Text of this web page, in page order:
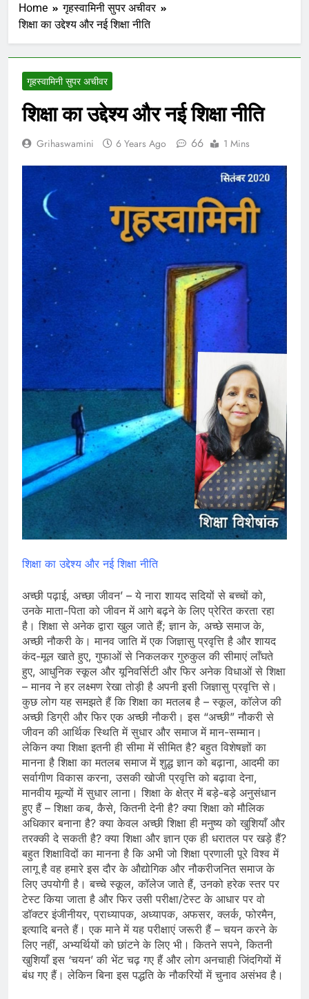
Home
गृहस्वामिनी सुपर अचीवर
शिक्षा का उद्देश्य और नई शिक्षा नीति
गृहस्वामिनी सुपर अचीवर
शिक्षा का उद्देश्य और नई शिक्षा नीति
Grihaswamini 6 Years Ago 66 1 Mins
शिक्षा का उद्देश्य और नई शिक्षा नीति
अच्छी पढ़ाई, अच्छा जीवन’ – ये नारा शायद सदियों से बच्चों को,
उनके माता-पिता को जीवन में आगे बढ़ने के लिए प्रेरित करता रहा
है। शिक्षा से अनेक द्वारा खुल जाते हैं; ज्ञान के, अच्छे समाज के,
अच्छी नौकरी के। मानव जाति में एक जिज्ञासु प्रवृत्ति है और शायद
कंद-मूल खाते हुए, गुफाओं से निकलकर गुरुकुल की सीमाएं लाँघते
हुए, आधुनिक स्कूल और यूनिवर्सिटी और फिर अनेक विधाओं से शिक्षा
– मानव ने हर लक्ष्मण रेखा तोड़ी है अपनी इसी जिज्ञासु प्रवृत्ति से।
कुछ लोग यह समझते हैं कि शिक्षा का मतलब है – स्कूल, कॉलेज की
अच्छी डिग्री और फिर एक अच्छी नौकरी। इस “अच्छी” नौकरी से
जीवन की आर्थिक स्थिति में सुधार और समाज में मान-सम्मान।
लेकिन क्या शिक्षा इतनी ही सीमा में सीमित है? बहुत विशेषज्ञों का
मानना है शिक्षा का मतलब समाज में शुद्ध ज्ञान को बढ़ाना, आदमी का
सर्वागीण विकास करना, उसकी खोजी प्रवृत्ति को बढ़ावा देना,
मानवीय मूल्यों में सुधार लाना। शिक्षा के क्षेत्र में बड़े-बड़े अनुसंधान
हुए हैं – शिक्षा कब, कैसे, कितनी देनी है? क्‍या शिक्षा को मौलिक
अधिकार बनाना है? क्‍या केवल अच्छी शिक्षा ही मनुष्य को खुशियाँ और
तरक्की दे सकती है? क्या शिक्षा और ज्ञान एक ही धरातल पर खड़े हैं?
बहुत शिक्षाविदों का मानना है कि अभी जो शिक्षा प्रणाली पूरे विश्व में
लागू है वह हमारे इस दौर के औद्योगिक और नौकरीजनित समाज के
लिए उपयोगी है। बच्चे स्कूल, कॉलेज जाते हैं, उनको हरेक स्तर पर
टेस्ट किया जाता है और फिर उसी परीक्षा/टेस्ट के आधार पर वो
डॉक्टर इंजीनीयर, प्राध्यापक, अध्यापक, अफसर, क्लर्क, फोरमैन,
इत्यादि बनते हैं। एक माने में यह परीक्षाएं जरूरी हैं – चयन करने के
लिए नहीं, अभ्यर्थियों को छांटने के लिए भी। कितने सपने, कितनी
खुशियाँ इस ‘चयन’ की भेंट चढ़ गए हैं और लोग अनचाही जिंदगियों में
बंध गए हैं। लेकिन बिना इस पद्धति के नौकरियों में चुनाव असंभव है।